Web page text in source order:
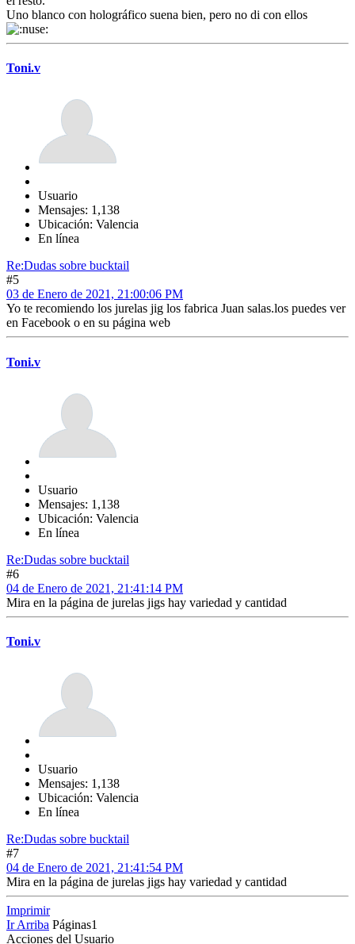
Uno blanco con holográfico suena bien, pero no di con ellos
Toni.v
Usuario
Mensajes: 1,138
Ubicación: Valencia
En línea
Re:Dudas sobre bucktail
#5
03 de Enero de 2021, 21:00:06 PM
Yo te recomiendo los jurelas jig los fabrica Juan salas.los puedes ver
en Facebook o en su página web
Toni.v
Usuario
Mensajes: 1,138
Ubicación: Valencia
En línea
Re:Dudas sobre bucktail
#6
04 de Enero de 2021, 21:41:14 PM
Mira en la página de jurelas jigs hay variedad y cantidad
Toni.v
Usuario
Mensajes: 1,138
Ubicación: Valencia
En línea
Re:Dudas sobre bucktail
#7
04 de Enero de 2021, 21:41:54 PM
Mira en la página de jurelas jigs hay variedad y cantidad
Imprimir
Ir Arriba Páginas1
Acciones del Usuario